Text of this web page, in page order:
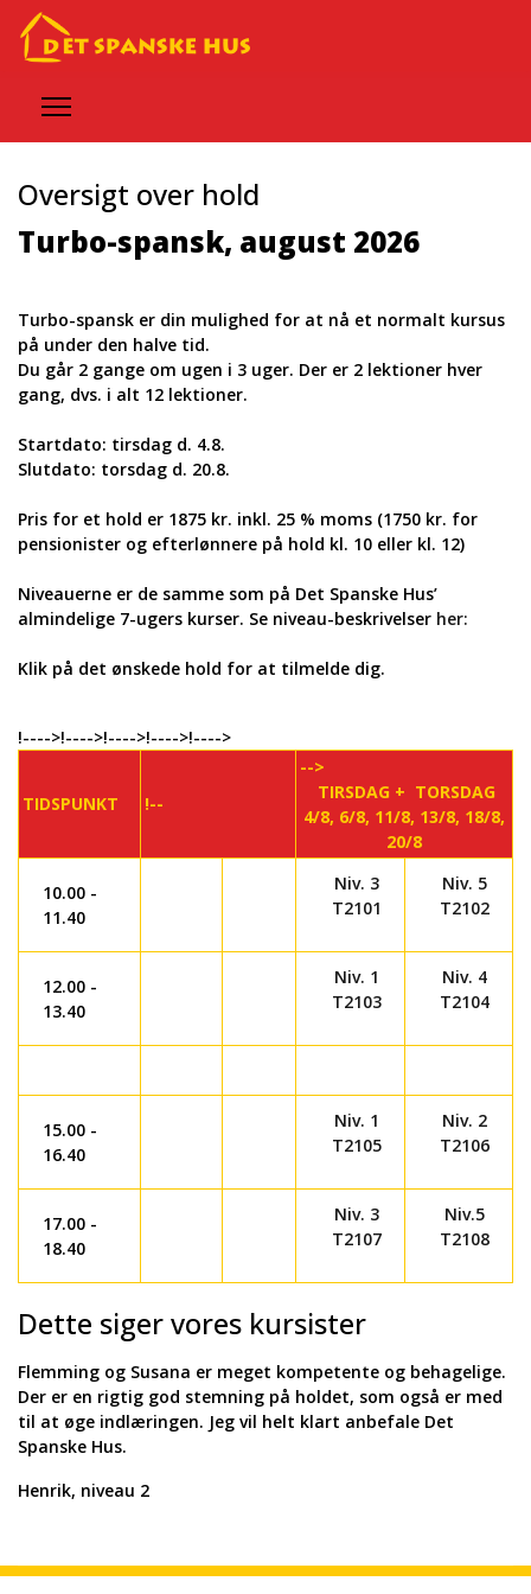
Oversigt over hold
Turbo-spansk, august 2026
Turbo-spansk er din mulighed for at nå et normalt kursus
på under den halve tid.
Du går 2 gange om ugen i 3 uger. Der er 2 lektioner hver
gang, dvs. i alt 12 lektioner.
Startdato: tirsdag d. 4.8.
Slutdato: torsdag d. 20.8.
Pris for et hold er 1875 kr. inkl. 25 % moms (1750 kr. for
pensionister og efterlønnere på hold kl. 10 eller kl. 12)
Niveauerne er de samme som på Det Spanske Hus’
almindelige 7-ugers kurser. Se niveau-beskrivelser her:
Klik på det ønskede hold for at tilmelde dig.
!---->!---->!---->!---->!---->
TIDSPUNKT !--
-->
TIRSDAG + TORSDAG
4/8, 6/8, 11/8, 13/8, 18/8,
20/8
10.00 -
11.40
Niv. 3
T2101
Niv. 5
T2102
12.00 -
13.40
Niv. 1
T2103
Niv. 4
T2104
15.00 -
16.40
Niv. 1
T2105
Niv. 2
T2106
17.00 -
18.40
Niv. 3
T2107
Niv.5
T2108
Dette siger vores kursister
Flemming og Susana er meget kompetente og behagelige.
Der er en rigtig god stemning på holdet, som også er med
til at øge indlæringen. Jeg vil helt klart anbefale Det
Spanske Hus.
Henrik, niveau 2